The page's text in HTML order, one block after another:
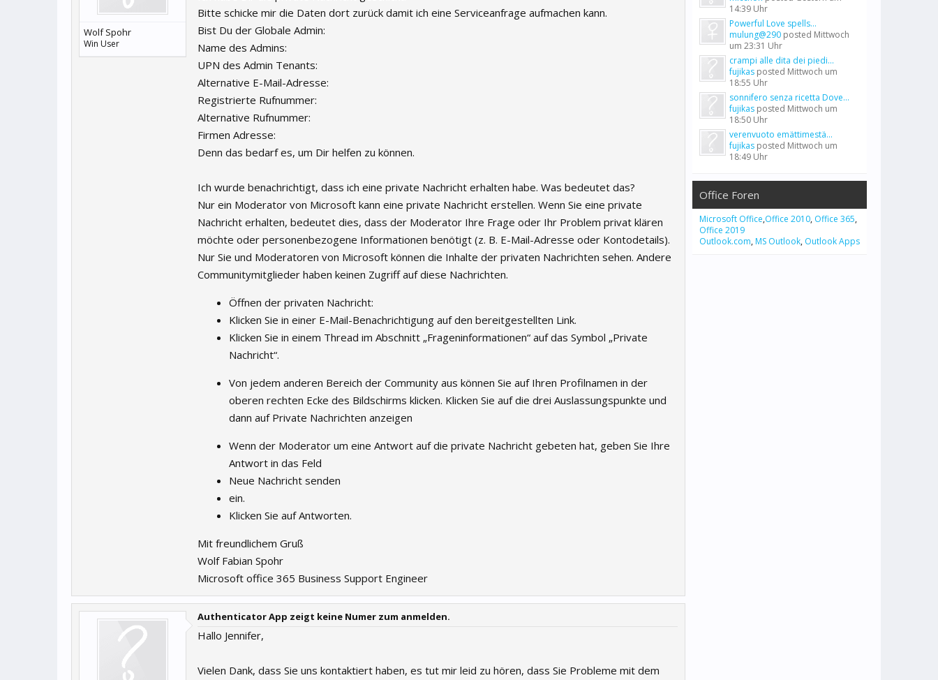
Wolf Spohr
Win User
Bitte schicke mir die Daten dort zurück damit ich eine Serviceanfrage aufmachen kann.
Bist Du der Globale Admin:
Name des Admins:
UPN des Admin Tenants:
Alternative E-Mail-Adresse:
Registrierte Rufnummer:
Alternative Rufnummer:
Firmen Adresse:
Denn das bedarf es, um Dir helfen zu können.
Ich wurde benachrichtigt, dass ich eine private Nachricht erhalten habe. Was bedeutet das?
Nur ein Moderator von Microsoft kann eine private Nachricht erstellen. Wenn Sie eine private
Nachricht erhalten, bedeutet dies, dass der Moderator Ihre Frage oder Ihr Problem privat klären
möchte oder personenbezogene Informationen benötigt (z. B. E-Mail-Adresse oder Kontodetails).
Nur Sie und Moderatoren von Microsoft können die Inhalte der privaten Nachrichten sehen. Andere
Communitymitglieder haben keinen Zugriff auf diese Nachrichten.
Öffnen der privaten Nachricht:
Klicken Sie in einer E-Mail-Benachrichtigung auf den bereitgestellten Link.
Klicken Sie in einem Thread im Abschnitt „Frageninformationen“ auf das Symbol „Private
Nachricht“.
Von jedem anderen Bereich der Community aus können Sie auf Ihren Profilnamen in der
oberen rechten Ecke des Bildschirms klicken. Klicken Sie auf die drei Auslassungspunkte und
dann auf Private Nachrichten anzeigen
Wenn der Moderator um eine Antwort auf die private Nachricht gebeten hat, geben Sie Ihre
Antwort in das Feld
Neue Nachricht senden
ein.
Klicken Sie auf Antworten.
Mit freundlichem Gruß
Wolf Fabian Spohr
Microsoft office 365 Business Support Engineer
Authenticator App zeigt keine Numer zum anmelden.
Hallo Jennifer,
Vielen Dank, dass Sie uns kontaktiert haben, es tut mir leid zu hören, dass Sie Probleme mit dem
14:39 Uhr
Powerful Love spells...
mulung@290 posted Mittwoch
um 23:31 Uhr
crampi alle dita dei piedi...
fujikas posted Mittwoch um
18:55 Uhr
sonnifero senza ricetta Dove...
fujikas posted Mittwoch um
18:50 Uhr
verenvuoto emättimestä...
fujikas posted Mittwoch um
18:49 Uhr
Office Foren
Microsoft Office,Office 2010, Office 365,
Office 2019
Outlook.com, MS Outlook, Outlook Apps